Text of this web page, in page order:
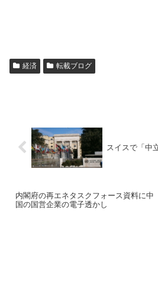
経済 転載ブログ
スイスで「中
内閣府の再エネタスクフォース資料に中
国の国営企業の電子透かし